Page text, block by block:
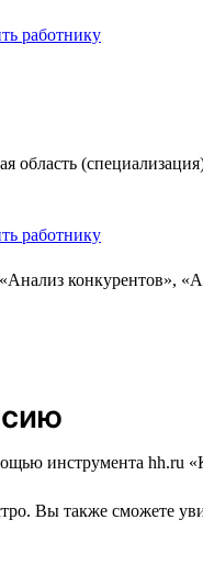
конкурентов»,
инструмента hh.ru
Вы также сможете